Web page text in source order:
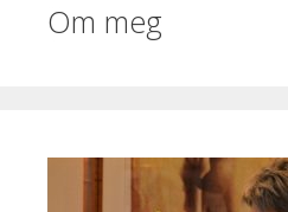
Om meg